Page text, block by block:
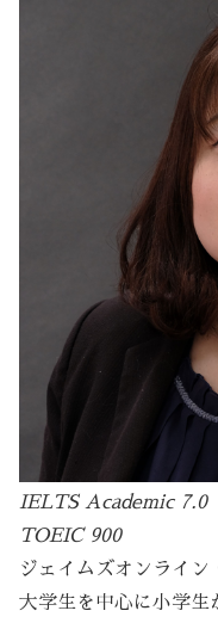
IELTS Academic 7.0
TOEIC 900
ジェイムズオンライン
大学生を中心に小学生